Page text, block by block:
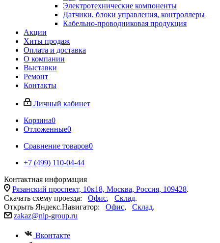
Электротехнические компоненты
Датчики, блоки управления, контроллеры
Кабельно-проводниковая продукция
Акции
Хиты продаж
Оплата и доставка
О компании
Выставки
Ремонт
Контакты
Личный кабинет
Корзина0
Отложенные0
Сравнение товаров0
+7 (499) 110-04-44
Контактная информация
Рязанский проспект, 10к18, Москва, Россия, 109428.
Скачать схему проезда: Офис, Склад.
Открыть Яндекс.Навигатор: Офис, Склад.
zakaz@nlp-group.ru
Вконтакте